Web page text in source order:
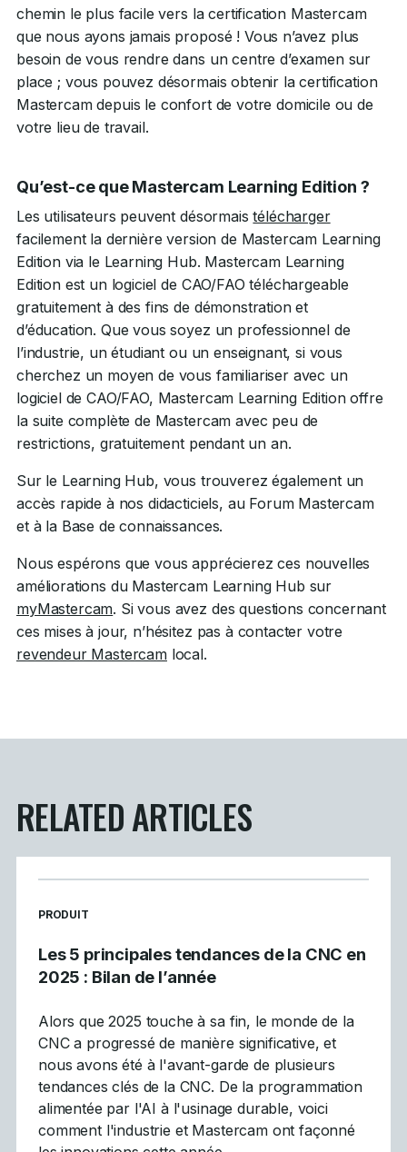
chemin le plus facile vers la certification Mastercam
que nous ayons jamais proposé ! Vous n’avez plus
besoin de vous rendre dans un centre d’examen sur
place ; vous pouvez désormais obtenir la certification
Mastercam depuis le confort de votre domicile ou de
votre lieu de travail.
Qu’est-ce que Mastercam Learning Edition ?
Les utilisateurs peuvent désormaistélécharger
facilement la dernière version de Mastercam Learning
Edition via le Learning Hub. Mastercam Learning
Edition est un logiciel de CAO/FAO téléchargeable
gratuitement à des fins de démonstration et
d’éducation. Que vous soyez un professionnel de
l’industrie, un étudiant ou un enseignant, si vous
cherchez un moyen de vous familiariser avec un
logiciel de CAO/FAO, Mastercam Learning Edition offre
la suite complète de Mastercam avec peu de
restrictions, gratuitement pendant un an.
Sur le Learning Hub, vous trouverez également un
accès rapide à nos didacticiels, au Forum Mastercam
et à la Base de connaissances.
Nous espérons que vous apprécierez ces nouvelles
améliorations du Mastercam Learning Hub sur
myMastercam. Si vous avez des questions concernant
ces mises à jour, n’hésitez pas à contacter votre
revendeur Mastercamlocal.
RELATED ARTICLES
READ MORE ARTICLES ABOUT
PRODUIT
Les 5 principales tendances de la CNC en
2025 : Bilan de l’année
Alors que 2025 touche à sa fin, le monde de la
CNC a progressé de manière significative, et
nous avons été à l'avant-garde de plusieurs
tendances clés de la CNC. De la programmation
alimentée par l'AI à l'usinage durable, voici
comment l'industrie et Mastercam ont façonné